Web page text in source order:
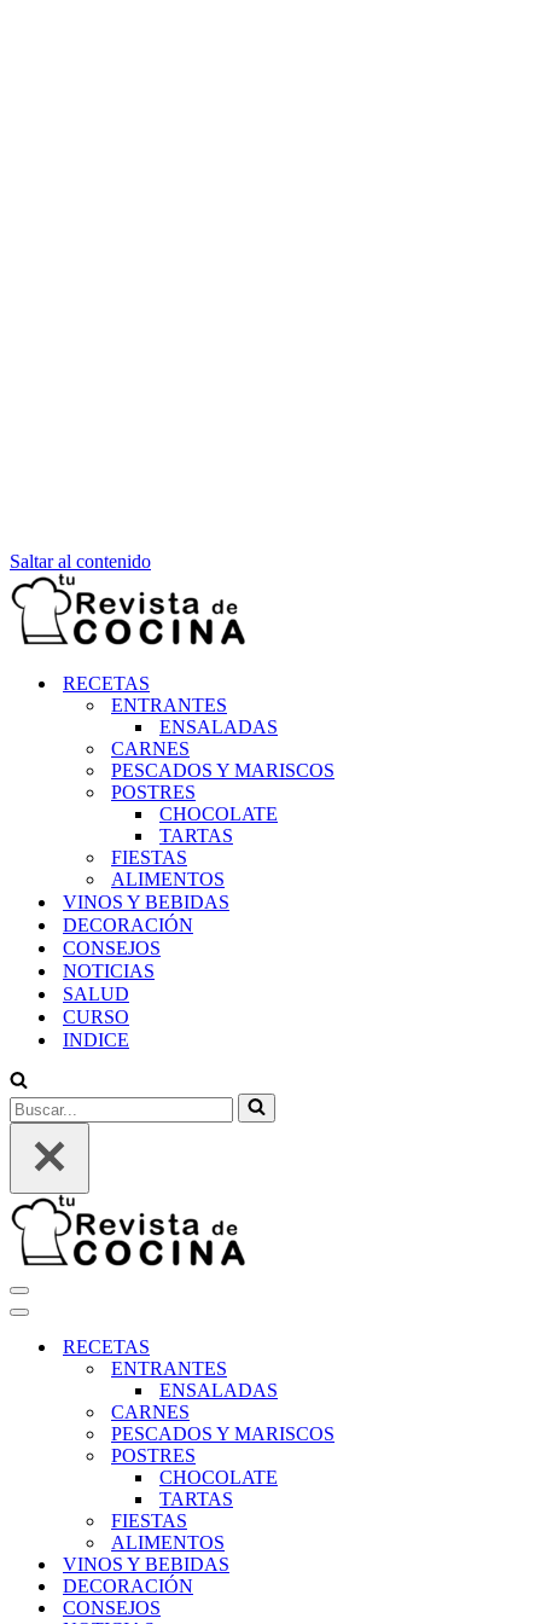
Saltar al contenido
RECETAS
ENTRANTES
ENSALADAS
CARNES
PESCADOS Y MARISCOS
POSTRES
CHOCOLATE
TARTAS
FIESTAS
ALIMENTOS
VINOS Y BEBIDAS
DECORACIÓN
CONSEJOS
NOTICIAS
SALUD
CURSO
INDICE
Buscar...
Menú
de
Menú
navegaciónRECETAS
ENTRANTES
ENSALADAS
CARNES
PESCADOS Y MARISCOS
POSTRES
CHOCOLATE
TARTAS
FIESTAS
ALIMENTOS
VINOS Y BEBIDAS
DECORACIÓN
CONSEJOS